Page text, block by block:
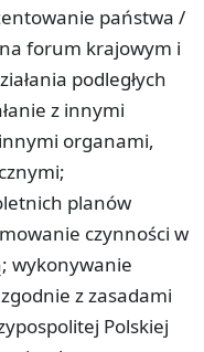
państwa /
forum krajowym i
podległych
z innymi
organami,
planów
czynności w
wykonywanie
z zasadami
Polskiej